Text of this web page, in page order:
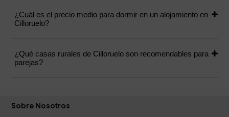
¿Cuál es el precio medio para dormir en un alojamiento en
Cilloruelo?
¿Qué casas rurales de Cilloruelo son recomendables para
parejas?
Sobre Nosotros